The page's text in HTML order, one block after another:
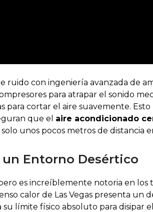
ruido con ingeniería avanzada de
para atrapar el sonido
para cortar el aire suavemente.
que el aire acondicionado
unos pocos metros de distancia
Entorno Desértico
es increíblemente notoria en los
calor de Las Vegas presenta un
su límite físico absoluto para disipar